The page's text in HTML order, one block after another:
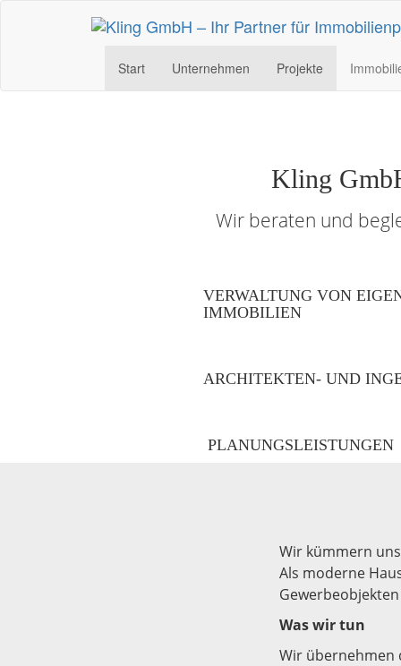
Start Unternehmen Projekte
Kling
Wir beraten und
VERWALTUNG VON
IMMOBILIEN
ARCHITEKTEN- UND
PLANUNGSLEISTUNGEN
Wir kümmern
Als moderne
Was wir tun
Wir übernehmen